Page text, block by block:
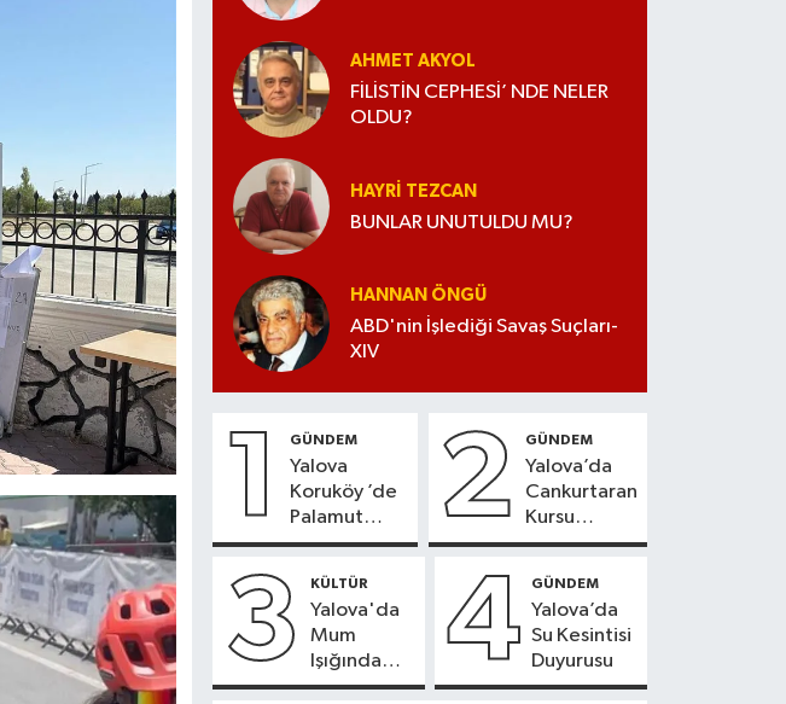
AHMET AKYOL
FİLİSTİN CEPHESİ’ NDE NELER
OLDU?
HAYRI TEZCAN
BUNLAR UNUTULDU MU?
HANNAN ÖNGÜ
ABD'nin İşlediği Savaş Suçları-
XIV
1 GÜNDEM
Yalova
Koruköy ’de
Palamut
Sezonu
2 GÜNDEM
Yalova’da
Cankurtaran
Kursu
Kayıtları
3 KÜLTÜR
Yalova'da
Mum
Işığında
Konser
4 GÜNDEM
Yalova’da
Su Kesintisi
Duyurusu